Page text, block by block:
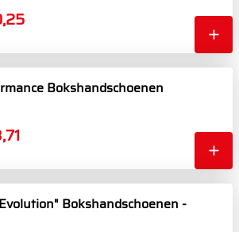
Bokshandschoenen
Bokshandschoenen -